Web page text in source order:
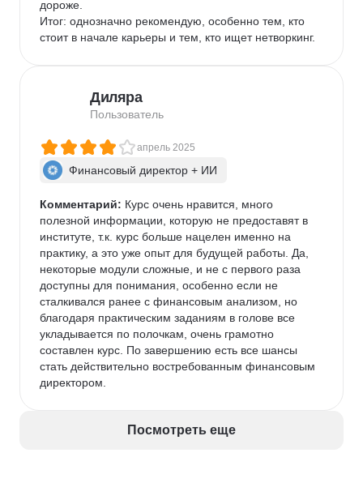
дороже.
Итог: однозначно рекомендую, особенно тем, кто
стоит в начале карьеры и тем, кто ищет нетворкинг.
Диляра
Пользователь
апрель 2025
Финансовый директор + ИИ
Комментарий: Курс очень нравится, много
полезной информации, которую не предоставят в
институте, т.к. курс больше нацелен именно на
практику, а это уже опыт для будущей работы. Да,
некоторые модули сложные, и не с первого раза
доступны для понимания, особенно если не
сталкивался ранее с финансовым анализом, но
благодаря практическим заданиям в голове все
укладывается по полочкам, очень грамотно
составлен курс. По завершению есть все шансы
стать действительно востребованным финансовым
директором.
Посмотреть еще